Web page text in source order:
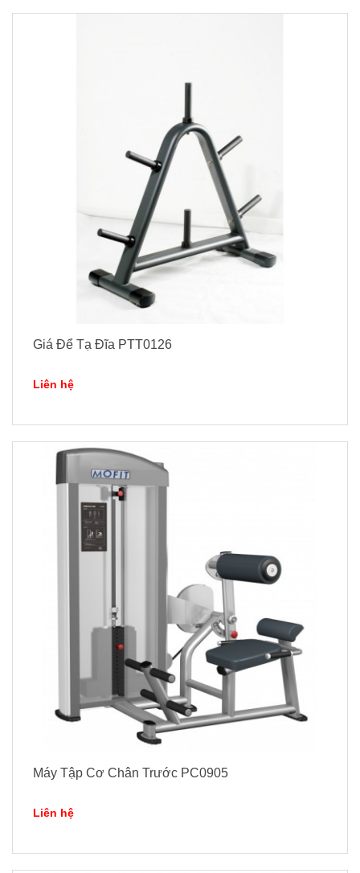
Giá Để Tạ Đĩa PTT0126
Liên hệ
Máy Tập Cơ Chân Trước PC0905
Liên hệ